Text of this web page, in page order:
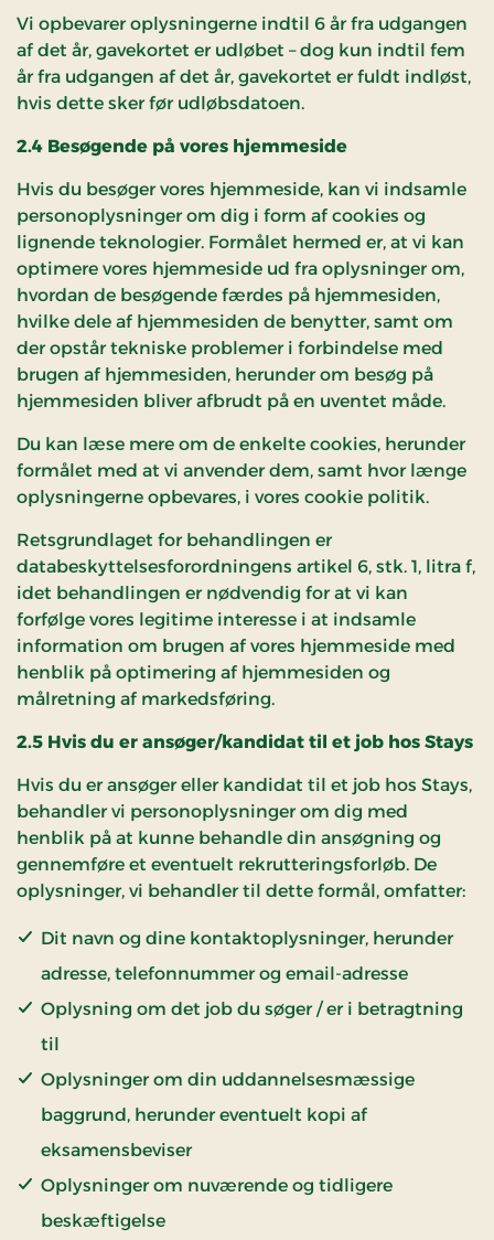
Vi opbevarer oplysningerne indtil 6 år fra udgangen
af det år, gavekortet er udløbet – dog kun indtil fem
år fra udgangen af det år, gavekortet er fuldt indløst,
hvis dette sker før udløbsdatoen.
2.4 Besøgende på vores hjemmeside
Hvis du besøger vores hjemmeside, kan vi indsamle
personoplysninger om dig i form af cookies og
lignende teknologier. Formålet hermed er, at vi kan
optimere vores hjemmeside ud fra oplysninger om,
hvordan de besøgende færdes på hjemmesiden,
hvilke dele af hjemmesiden de benytter, samt om
der opstår tekniske problemer i forbindelse med
brugen af hjemmesiden, herunder om besøg på
hjemmesiden bliver afbrudt på en uventet måde.
Du kan læse mere om de enkelte cookies, herunder
formålet med at vi anvender dem, samt hvor længe
oplysningerne opbevares, i vores cookie politik.
Retsgrundlaget for behandlingen er
databeskyttelsesforordningens artikel 6, stk. 1, litra f,
idet behandlingen er nødvendig for at vi kan
forfølge vores legitime interesse i at indsamle
information om brugen af vores hjemmeside med
henblik på optimering af hjemmesiden og
målretning af markedsføring.
2.5 Hvis du er ansøger/kandidat til et job hos Stays
Hvis du er ansøger eller kandidat til et job hos Stays,
behandler vi personoplysninger om dig med
henblik på at kunne behandle din ansøgning og
gennemføre et eventuelt rekrutteringsforløb. De
oplysninger, vi behandler til dette formål, omfatter:
Dit navn og dine kontaktoplysninger, herunder
adresse, telefonnummer og email-adresse
Oplysning om det job du søger / er i betragtning
til
Oplysninger om din uddannelsesmæssige
baggrund, herunder eventuelt kopi af
eksamensbeviser
Oplysninger om nuværende og tidligere
beskæftigelse